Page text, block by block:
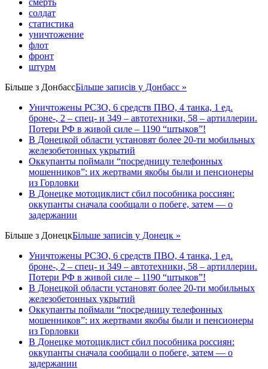
солдат
статистика
уничтожение
флот
фронт
штурм
Більше з ДонбассБільше записів у Донбасс »
Уничтожены РСЗО, 6 средств ПВО, 4 танка, 1 ед.
броне-, 2 – спец- и 349 – автотехники, 58 – артиллерии.
Потери РФ в живой силе – 1190 “штыков”!
В Донецкой области установят более 20-ти мобильных
железобетонных укрытий
Оккупанты поймали “посредницу телефонных
мошенников”: их жертвами якобы были и пенсионеры
из Горловки
В Донецке мотоциклист сбил пособника россиян:
оккупанты сначала сообщали о побеге, затем — о
задержании
Більше з ДонецкБільше записів у Донецк »
Уничтожены РСЗО, 6 средств ПВО, 4 танка, 1 ед.
броне-, 2 – спец- и 349 – автотехники, 58 – артиллерии.
Потери РФ в живой силе – 1190 “штыков”!
В Донецкой области установят более 20-ти мобильных
железобетонных укрытий
Оккупанты поймали “посредницу телефонных
мошенников”: их жертвами якобы были и пенсионеры
из Горловки
В Донецке мотоциклист сбил пособника россиян:
оккупанты сначала сообщали о побеге, затем — о
задержании